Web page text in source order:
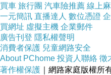
買車 旅行團 汽車險推薦 線上
一元簡訊 直播達人 數位憑證
買網址 虛擬主機 企業郵件
廣告刊登 隱私權聲明
消費者保護 兒童網路安全
About PChome 投資人聯絡 徵
著作權保護 ｜網路家庭版權所